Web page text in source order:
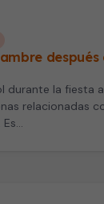
después
durante la fiesta
relacionadas